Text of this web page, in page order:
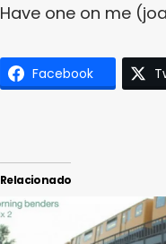
Have one on me
Facebook
Relacionado